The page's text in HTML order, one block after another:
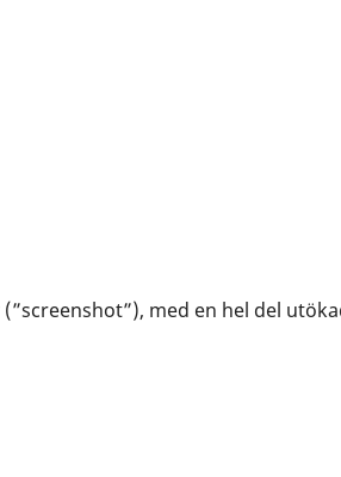
med en hel del